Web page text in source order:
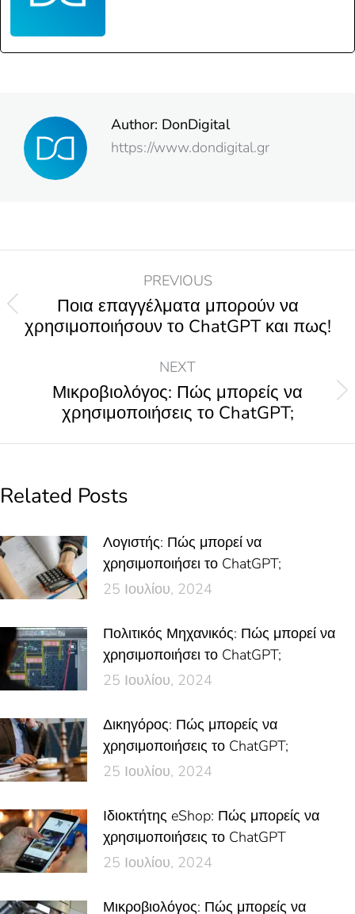
Author: DonDigital
https://www.dondigital.gr
PREVIOUS
Ποια επαγγέλματα μπορούν να
χρησιμοποιήσουν το ChatGPT και πως!
NEXT
Μικροβιολόγος: Πώς μπορείς να
χρησιμοποιήσεις το ChatGPT;
Related Posts
Λογιστής: Πώς μπορεί να
χρησιμοποιήσει το ChatGPT;
25 Ιουλίου, 2024
Πολιτικός Μηχανικός: Πώς μπορεί να
χρησιμοποιήσει το ChatGPT;
25 Ιουλίου, 2024
Δικηγόρος: Πώς μπορείς να
χρησιμοποιήσεις το ChatGPT;
25 Ιουλίου, 2024
Ιδιοκτήτης eShop: Πώς μπορείς να
χρησιμοποιήσεις το ChatGPT
25 Ιουλίου, 2024
Μικροβιολόγος: Πώς μπορείς να